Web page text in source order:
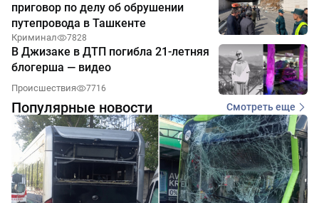
приговор по делу об обрушении
путепровода в Ташкенте
Криминал 7828
В Джизаке в ДТП погибла 21-летняя
блогерша — видео
Происшествия 7716
Популярные новости Смотреть еще